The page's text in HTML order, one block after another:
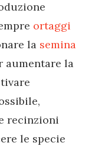
ortaggi
la semina
aumentare la
recinzioni
le specie